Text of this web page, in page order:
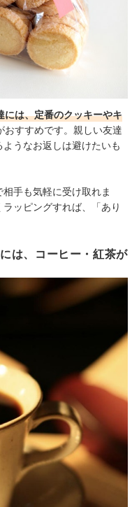
には、定番のクッキーやキ
おすすめです。親しい友達
うなお返しは避けたいも
手も気軽に受け取れま
ッピングすれば、「あり
は、コーヒー・紅茶が